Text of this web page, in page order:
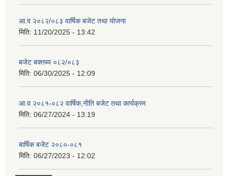
आ.व २०८२/०८३ वार्षिक बजेट तथा योजना
मिति: 11/20/2025 - 13:42
बजेट बक्तब्य ०८२/०८३
मिति: 06/30/2025 - 12:09
आ.व २०८१-०८२ वार्षिक,नीति बजेट तथा कार्यक्रम
मिति: 06/27/2024 - 13:19
बार्षिक बजेट २०८०-०८१
मिति: 06/27/2023 - 12:02